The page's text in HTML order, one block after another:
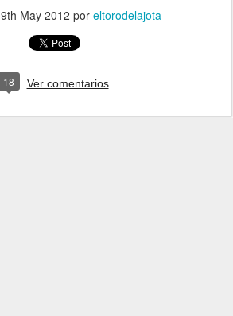
9th May 2012 por eltorodelajota
18 Ver comentarios